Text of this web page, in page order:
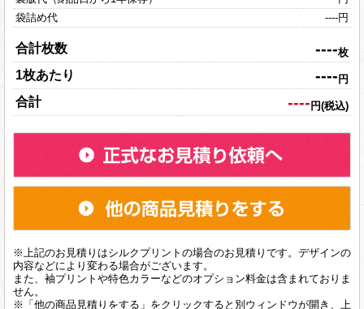
袋詰め代
----円
合計枚数 ----枚
1枚あたり ---- 円
合計 ---- 円(税込)
※上記のお見積りはシルクプリントの場合のお見積りです。デザインの
内容などにより変わる場合がございます。
また、袖プリントや特色カラーなどのオプション料金は含まれておりま
せん。
※「他の商品見積りをする」をクリックすると別ウィンドウが開き、上